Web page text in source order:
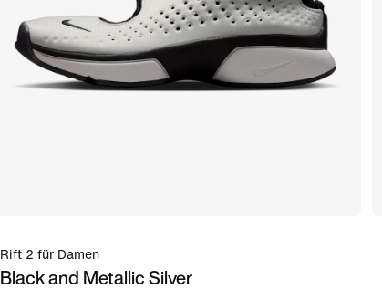
Rift 2 für Damen
Black and Metallic Silver